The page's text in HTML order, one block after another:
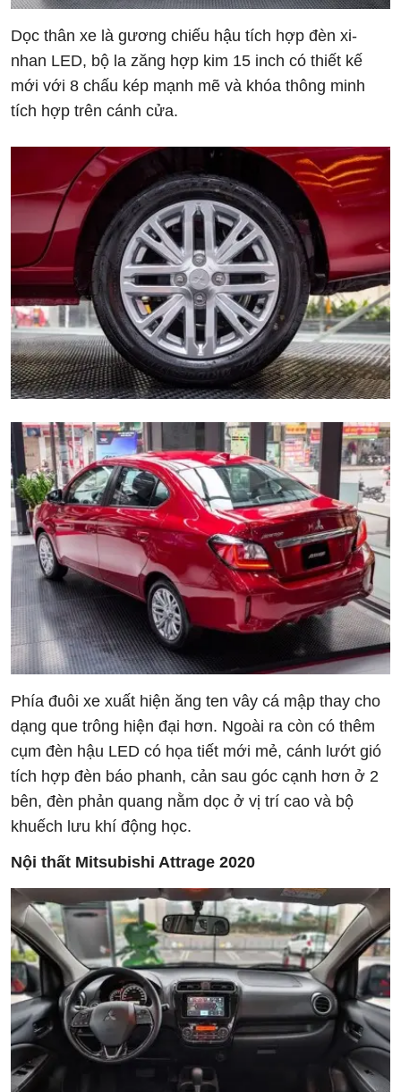
Dọc thân xe là gương chiếu hậu tích hợp đèn xi-
nhan LED, bộ la zăng hợp kim 15 inch có thiết kế
mới với 8 chấu kép mạnh mẽ và khóa thông minh
tích hợp trên cánh cửa.
Phía đuôi xe xuất hiện ăng ten vây cá mập thay cho
dạng que trông hiện đại hơn. Ngoài ra còn có thêm
cụm đèn hậu LED có họa tiết mới mẻ, cánh lướt gió
tích hợp đèn báo phanh, cản sau góc cạnh hơn ở 2
bên, đèn phản quang nằm dọc ở vị trí cao và bộ
khuếch lưu khí động học.
Nội thất Mitsubishi Attrage 2020